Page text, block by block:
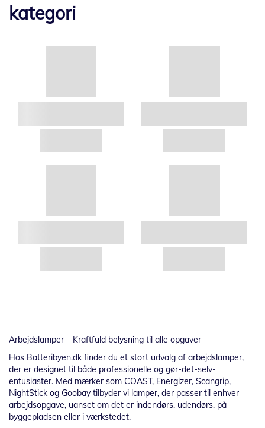
kategori
Arbejdslamper – Kraftfuld belysning til alle opgaver
Hos Batteribyen.dk finder du et stort udvalg af arbejdslamper,
der er designet til både professionelle og gør-det-selv-
entusiaster. Med mærker som COAST, Energizer, Scangrip,
NightStick og Goobay tilbyder vi lamper, der passer til enhver
arbejdsopgave, uanset om det er indendørs, udendørs, på
byggepladsen eller i værkstedet.